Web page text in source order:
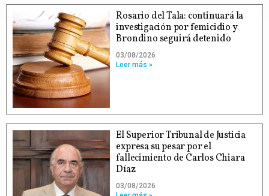
Rosario del Tala: continuará la
investigación por femicidio y
Brondino seguirá detenido
03/08/2026
Leer más »
El Superior Tribunal de Justicia
expresa su pesar por el
fallecimiento de Carlos Chiara
Díaz
03/08/2026